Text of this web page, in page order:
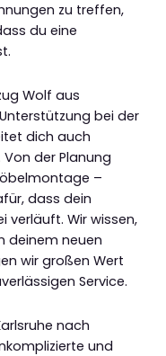
zu treffen,
du eine
Wolf aus
bei der
dich auch
der Planung
–
dass dein
verläuft. Wir wissen,
deinem neuen
wir großen Wert
Service.
nach
und